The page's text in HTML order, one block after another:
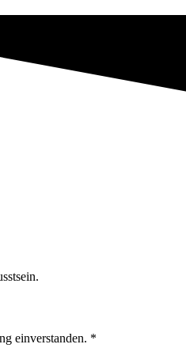
einverstanden. *